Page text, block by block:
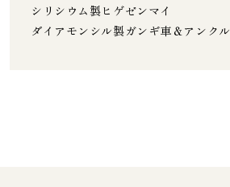
シリシウム製ヒゲゼンマイ
ダイアモンシル製ガンギ車＆アンクル